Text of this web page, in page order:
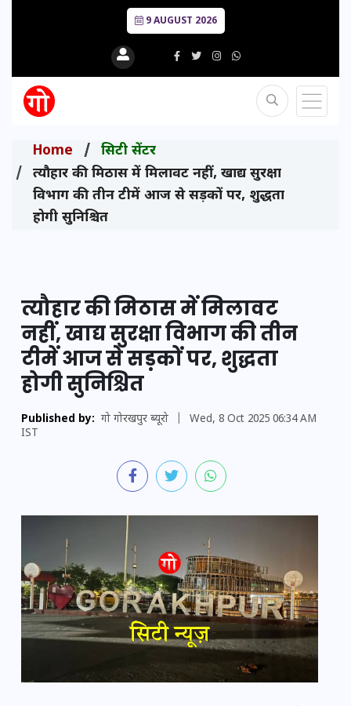
9 AUGUST 2026
Home
सिटी सेंटर
त्यौहार की मिठास में मिलावट नहीं, खाद्य सुरक्षा
विभाग की तीन टीमें आज से सड़कों पर, शुद्धता
होगी सुनिश्चित
त्यौहार की मिठास में मिलावट
नहीं, खाद्य सुरक्षा विभाग की तीन
टीमें आज से सड़कों पर, शुद्धता
होगी सुनिश्चित
Published by: गो गोरखपुर ब्यूरो
Wed, 8 Oct 2025 06:34 AM
IST